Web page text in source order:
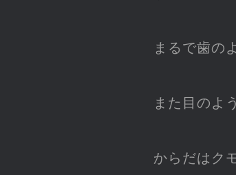
まるで歯の
また目のよ
からだはク